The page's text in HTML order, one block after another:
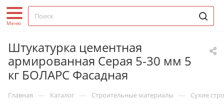
Штукатурка цементная
армированная Серая 5-30 мм 5
кг БОЛАРС Фасадная
Главная — Каталог — Строительные материалы — Сухие